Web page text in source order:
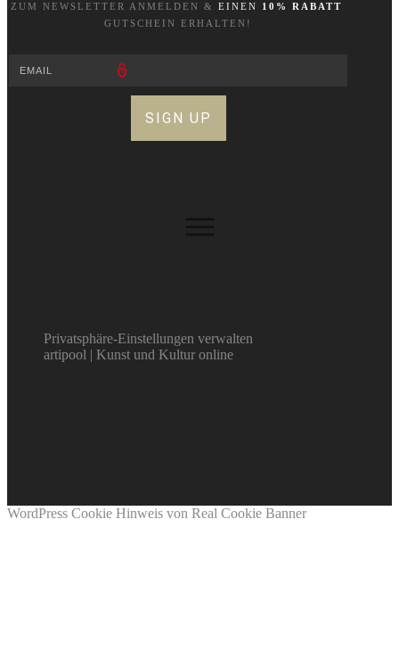
ZUM NEWSLETTER A NM ELDEN & EINEN
10% RABATT
GUTSCHEIN ERHALTEN!
SIGN UP
Privatsphäre-Einstellungen verwalten
artipool | Kunst und Kultur online
WordPress Cookie Hinweis von Real Cookie Banner